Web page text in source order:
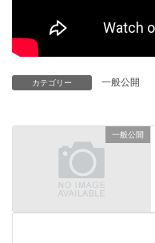
カテゴリー 一般公開
一般公開